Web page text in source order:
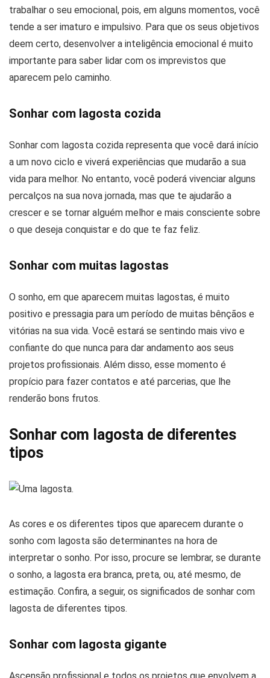
trabalhar o seu emocional, pois, em alguns momentos, você
tende a ser imaturo e impulsivo. Para que os seus objetivos
deem certo, desenvolver a inteligência emocional é muito
importante para saber lidar com os imprevistos que
aparecem pelo caminho.
Sonhar com lagosta cozida
Sonhar com lagosta cozida representa que você dará início
a um novo ciclo e viverá experiências que mudarão a sua
vida para melhor. No entanto, você poderá vivenciar alguns
percalços na sua nova jornada, mas que te ajudarão a
crescer e se tornar alguém melhor e mais consciente sobre
o que deseja conquistar e do que te faz feliz.
Sonhar com muitas lagostas
O sonho, em que aparecem muitas lagostas, é muito
positivo e pressagia para um período de muitas bênçãos e
vitórias na sua vida. Você estará se sentindo mais vivo e
confiante do que nunca para dar andamento aos seus
projetos profissionais. Além disso, esse momento é
propício para fazer contatos e até parcerias, que lhe
renderão bons frutos.
Sonhar com lagosta de diferentes
tipos
As cores e os diferentes tipos que aparecem durante o
sonho com lagosta são determinantes na hora de
interpretar o sonho. Por isso, procure se lembrar, se durante
o sonho, a lagosta era branca, preta, ou, até mesmo, de
estimação. Confira, a seguir, os significados de sonhar com
lagosta de diferentes tipos.
Sonhar com lagosta gigante